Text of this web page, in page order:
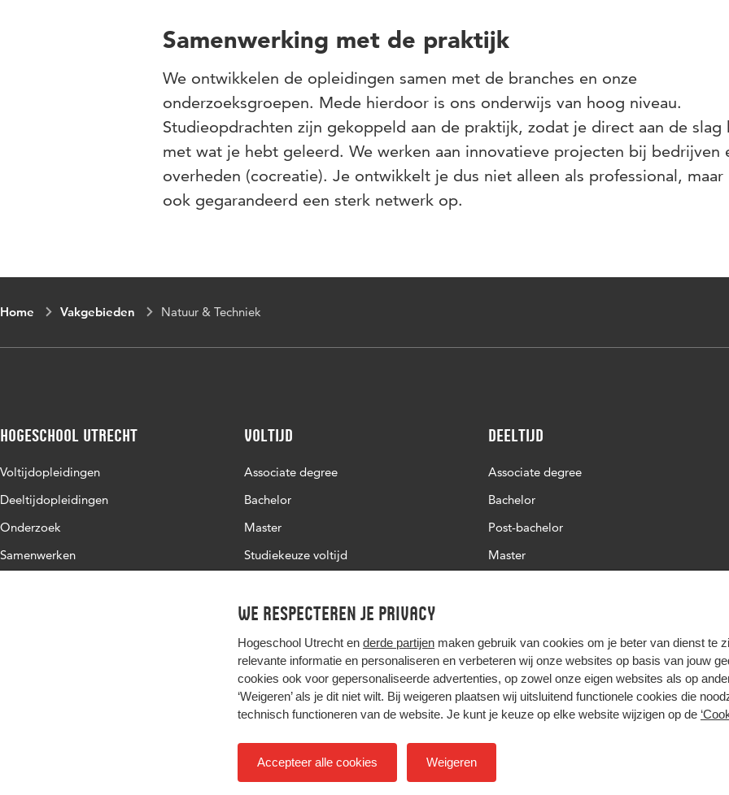
We respecteren je privacy
Hogeschool Utrecht en derde partijen maken gebruik van cookies om je beter van dienst te
relevante informatie en personaliseren en verbeteren wij onze websites op basis van jouw
cookies ook voor gepersonaliseerde advertenties, op zowel onze eigen websites als op
‘Weigeren’ als je dit niet wilt. Bij weigeren plaatsen wij uitsluitend functionele cookies die
technisch functioneren van de website. Je kunt je keuze op elke website wijzigen op de
Accepteer alle cookies Weigeren
Samenwerking met de praktijk
We ontwikkelen de opleidingen samen met de branches en onze
onderzoeksgroepen. Mede hierdoor is ons onderwijs van hoog niveau.
Studieopdrachten zijn gekoppeld aan de praktijk, zodat je direct aan de slag
met wat je hebt geleerd. We werken aan innovatieve projecten bij bedrijven
overheden (cocreatie). Je ontwikkelt je dus niet alleen als professional,
ook gegarandeerd een sterk netwerk op.
Home Vakgebieden Natuur & Techniek
Hogeschool Utrecht
Voltijdopleidingen
Deeltijdopleidingen
Onderzoek
Samenwerken
Voltijd
Associate degree
Bachelor
Master
Studiekeuze voltijd
Deeltijd
Associate degree
Bachelor
Post-bachelor
Master
Hier komt alles samen
Colofon